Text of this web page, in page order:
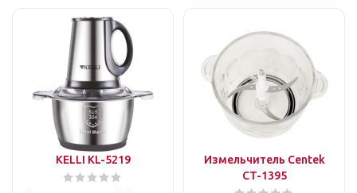
KELLI KL-5219
Измельчитель Centek
CT-1395